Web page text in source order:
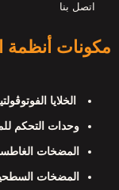
اتصل بنا
مكونات أنظمة
الخلايا الفوتوڤولتية
وحدات التحكم
المضخات
المضخات